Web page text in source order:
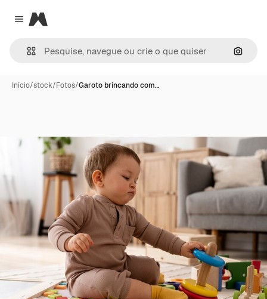
Close menu
Magnific
Início/stock/Fotos/Garoto brincando com…